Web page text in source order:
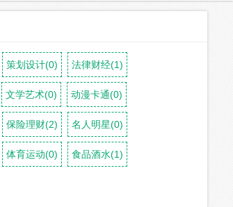
策划设计(0) 法律财经(1)
文学艺术(0) 动漫卡通(0)
保险理财(2) 名人明星(0)
体育运动(0) 食品酒水(1)